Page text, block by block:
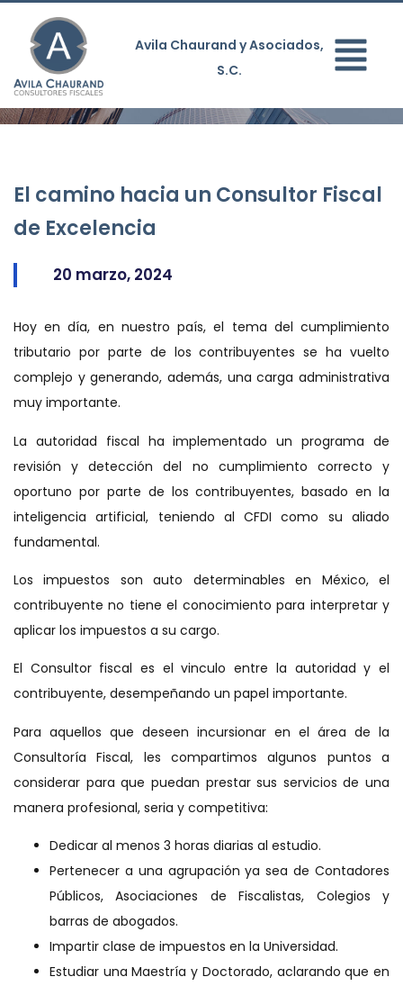
Avila Chaurand y Asociados,
S.C.
El camino hacia un Consultor Fiscal
de Excelencia
20 marzo, 2024
Hoy en día, en nuestro país, el tema del cumplimiento
tributario por parte de los contribuyentes se ha vuelto
complejo y generando, además, una carga administrativa
muy importante.
La autoridad fiscal ha implementado un programa de
revisión y detección del no cumplimiento correcto y
oportuno por parte de los contribuyentes, basado en la
inteligencia artificial, teniendo al CFDI como su aliado
fundamental.
Los impuestos son auto determinables en México, el
contribuyente no tiene el conocimiento para interpretar y
aplicar los impuestos a su cargo.
El Consultor fiscal es el vinculo entre la autoridad y el
contribuyente, desempeñando un papel importante.
Para aquellos que deseen incursionar en el área de la
Consultoría Fiscal, les compartimos algunos puntos a
considerar para que puedan prestar sus servicios de una
manera profesional, seria y competitiva:
Dedicar al menos 3 horas diarias al estudio.
Pertenecer a una agrupación ya sea de Contadores
Públicos, Asociaciones de Fiscalistas, Colegios y
barras de abogados.
Impartir clase de impuestos en la Universidad.
Estudiar una Maestría y Doctorado, aclarando que en